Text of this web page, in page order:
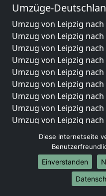
Umzüge-
Umzug von Leipzig
Umzug von Leipzig
Umzug von Leipzig
Umzug von Leipzig nach
Umzug von Leipzig
Umzug von Leipzig
Umzug von Leipzig
Umzug von Leipzig nach
Umzug von Leipzig
Umzug von Leipzig nach
Umzug von Leipzig
Umzug von Leipzig
Umzug von Leipzig
Umzug von Leipzig
Diese Internetseite
Einverstanden